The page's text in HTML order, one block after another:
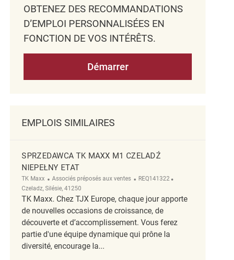
OBTENEZ DES RECOMMANDATIONS
D’EMPLOI PERSONNALISÉES EN
FONCTION DE VOS INTÉRÊTS.
Démarrer
EMPLOIS SIMILAIRES
SPRZEDAWCA TK MAXX M1 CZELADŹ
NIEPEŁNY ETAT
TK Maxx Catégorie
Associés préposés aux ventes ReqId
REQ141322
Czeladz, Silésie, 41250
TK Maxx. Chez TJX Europe, chaque jour apporte
de nouvelles occasions de croissance, de
découverte et d’accomplissement. Vous ferez
partie d'une équipe dynamique qui prône la
diversité, encourage la...